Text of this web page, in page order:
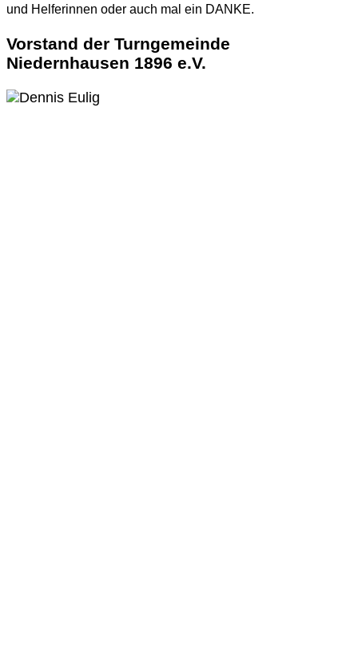
und Helferinnen oder auch mal ein DANKE.
Vorstand der Turngemeinde
Niedernhausen 1896 e.V.